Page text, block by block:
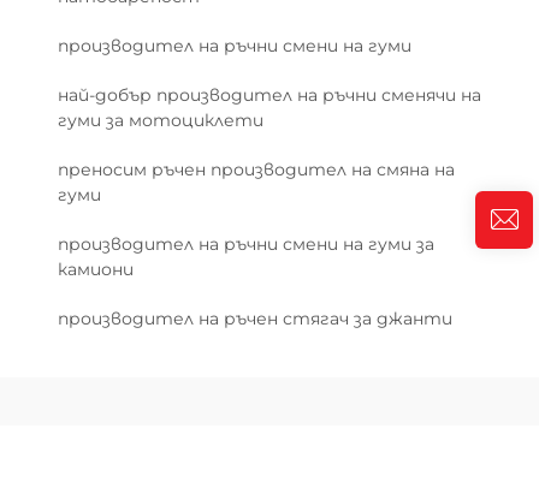
производител на ръчни смени на гуми
най-добър производител на ръчни сменячи на
гуми за мотоциклети
преносим ръчен производител на смяна на
гуми
производител на ръчни смени на гуми за
камиони
производител на ръчен стягач за джанти